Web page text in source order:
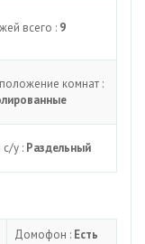
всего : 9
комнат :
с/у : Раздельный
Домофон : Есть